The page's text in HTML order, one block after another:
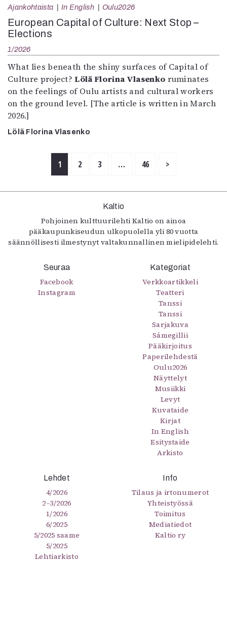
Ajankohtaista In English Oulu2026
European Capital of Culture: Next Stop –
Elections
1/2026
What lies beneath the shiny surfaces of Capital of
Culture project?Lölä Florina Vlasenko ruminates
on the feelings of Oulu artists and cultural workers
on the ground level. [The article is written in March
2026.]
Lölä Florina Vlasenko
1 2 3 … 46 >
Kaltio
Pohjoinen kulttuurilehti Kaltio on ainoa
pääkaupunkiseudun ulkopuolella yli 80 vuotta
säännöllisesti ilmestynyt valtakunnallinen mielipidelehti.
Seuraa
Facebook
Instagram
Kategoriat
Verkkoartikkeli
Teatteri
Tanssi
Tanssi
Sarjakuva
Sámegillii
Pääkirjoitus
Paperilehdestä
Oulu2026
Näyttelyt
Musiikki
Levyt
Kuvataide
Kirjat
In English
Esitystaide
Arkisto
Lehdet
4/2026
2–3/2026
1/2026
6/2025
5/2025 saame
5/2025
Lehtiarkisto
Info
Tilaus ja irtonumerot
Yhteistyössä
Toimitus
Mediatiedot
Kaltio ry